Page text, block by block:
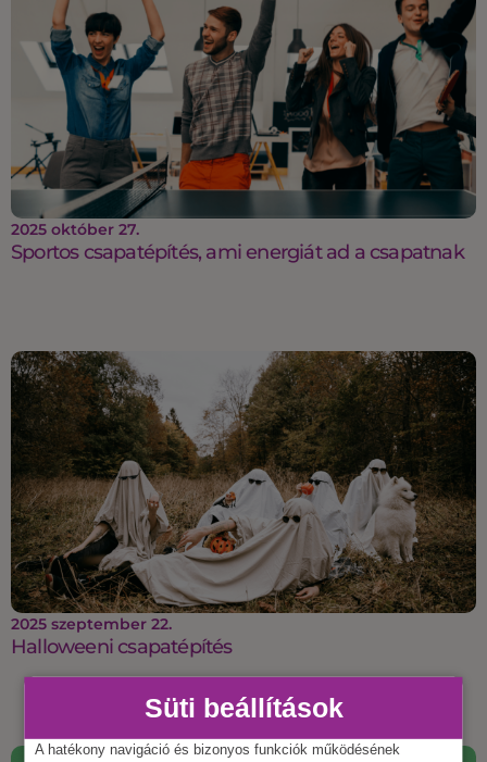
2025 október 27.
Sportos csapatépítés, ami energiát ad a csapatnak
2025 szeptember 22.
Halloweeni csapatépítés
Süti beállítások
A hatékony navigáció és bizonyos funkciók működésének